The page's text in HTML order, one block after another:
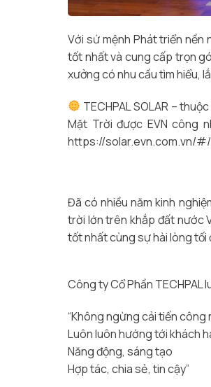
Với sứ mệnh Phát triển nền
tốt nhất và cung cấp trọn
xưởng có nhu cầu tìm hiểu,
TECHPAL SOLAR –
Mặt Trời được EVN công
https://solar.evn.com.vn/
Đã có nhiều năm kinh
trời lớn trên khắp đất nước
tốt nhất cùng sự hài lòng tối
Công ty Cổ Phần
“Không ngừng cải tiến
Luôn luôn hướng tới khách
Năng động, sáng tạo
Hợp tác, chia sẻ, tin cậy”